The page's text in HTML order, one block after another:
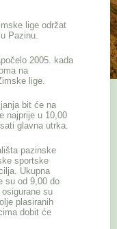
lige održat
Pazinu.
2005. kada
na
lige.
bit će na
najprije u 10,00
glavna utrka.
pazinske
sportske
Ukupna
su od 9,00 do
su
plasiranih
dobit će